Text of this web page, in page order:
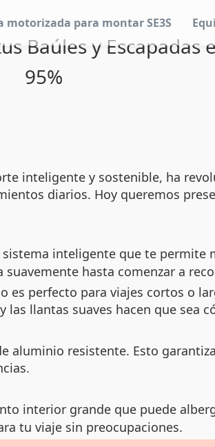
motorizada para montar SE3S
Baúles y Escapadas
95%
inteligente y sostenible, ha
diarios. Hoy queremos
inteligente que te permite
hasta comenzar a
perfecto para viajes cortos o
llantas suaves hacen que sea
aluminio resistente. Esto
interior grande que puede
tu viaje sin preocupaciones.